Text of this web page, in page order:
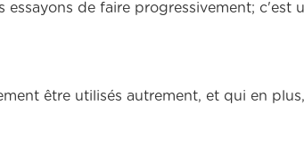
de faire progressivement; c'est
être utilisés autrement, et qui en